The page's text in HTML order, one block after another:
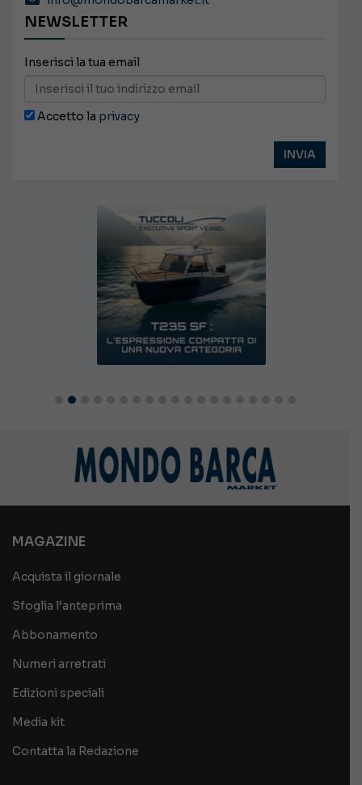
NEWSLETTER
Inserisci la tua email
Accetto la privacy
MAGAZINE
Acquista il giornale
Sfoglia l’anteprima
Abbonamento
Numeri arretrati
Edizioni speciali
Media kit
Contatta la Redazione